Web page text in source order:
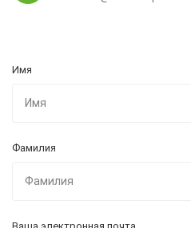
Имя
Фамилия